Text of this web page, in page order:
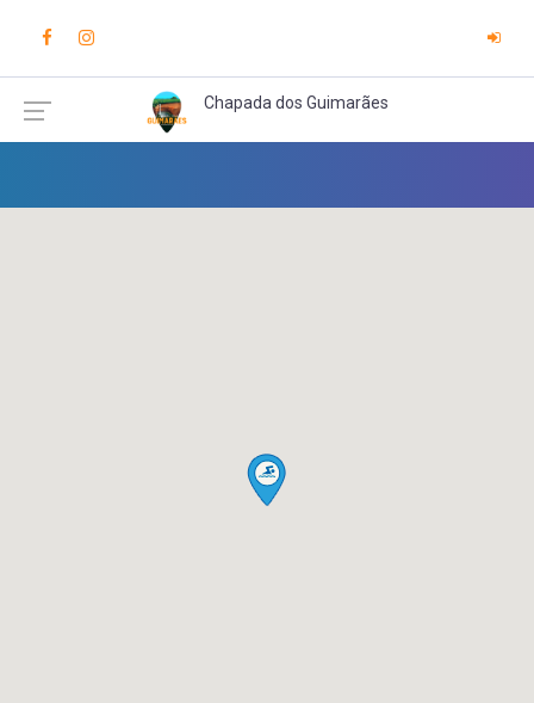
Chapada dos Guimarães